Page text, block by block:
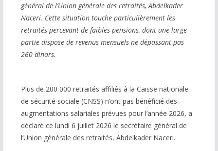
général de l’Union générale des retraités, Abdelkader
Naceri. Cette situation touche particulièrement les
retraités percevant de faibles pensions, dont une large
partie dispose de revenus mensuels ne dépassant pas
260 dinars.
Plus de 200 000 retraités affiliés à la Caisse nationale
de sécurité sociale (CNSS) n’ont pas bénéficié des
augmentations salariales prévues pour l’année 2026, a
déclaré ce lundi 6 juillet 2026 le secrétaire général de
l’Union générale des retraités, Abdelkader Naceri.